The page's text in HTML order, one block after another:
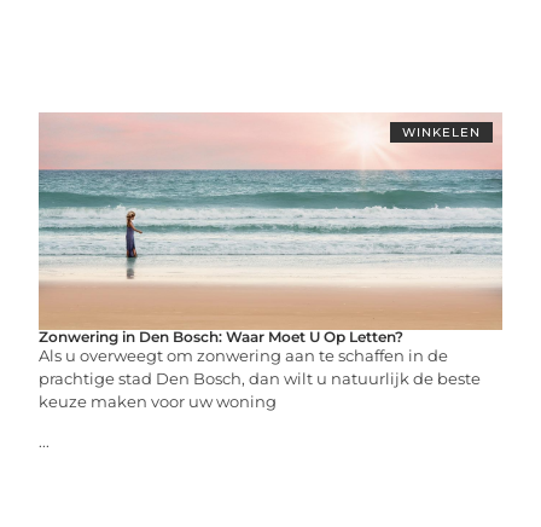
WINKELEN
Zonwering in Den Bosch: Waar Moet U Op Letten?
Als u overweegt om zonwering aan te schaffen in de
prachtige stad Den Bosch, dan wilt u natuurlijk de beste
keuze maken voor uw woning
...